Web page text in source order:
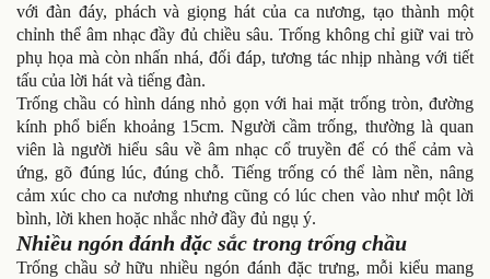
với đàn đáy, phách và giọng hát của ca nương, tạo thành một
chỉnh thể âm nhạc đầy đủ chiều sâu. Trống không chỉ giữ vai trò
phụ họa mà còn nhấn nhá, đối đáp, tương tác nhịp nhàng với tiết
tấu của lời hát và tiếng đàn.
Trống chầu có hình dáng nhỏ gọn với hai mặt trống tròn, đường
kính phổ biến khoảng 15cm. Người cầm trống, thường là quan
viên là người hiểu sâu về âm nhạc cổ truyền để có thể cảm và
ứng, gõ đúng lúc, đúng chỗ. Tiếng trống có thể làm nền, nâng
cảm xúc cho ca nương nhưng cũng có lúc chen vào như một lời
bình, lời khen hoặc nhắc nhở đầy đủ ngụ ý.
Nhiều ngón đánh đặc sắc trong trống chầu
Trống chầu sở hữu nhiều ngón đánh đặc trưng, mỗi kiểu mang